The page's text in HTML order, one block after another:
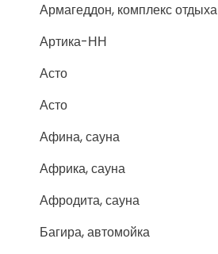
Армагеддон, комплекс отдыха
Артика-НН
Асто
Асто
Афина, сауна
Африка, сауна
Афродита, сауна
Багира, автомойка